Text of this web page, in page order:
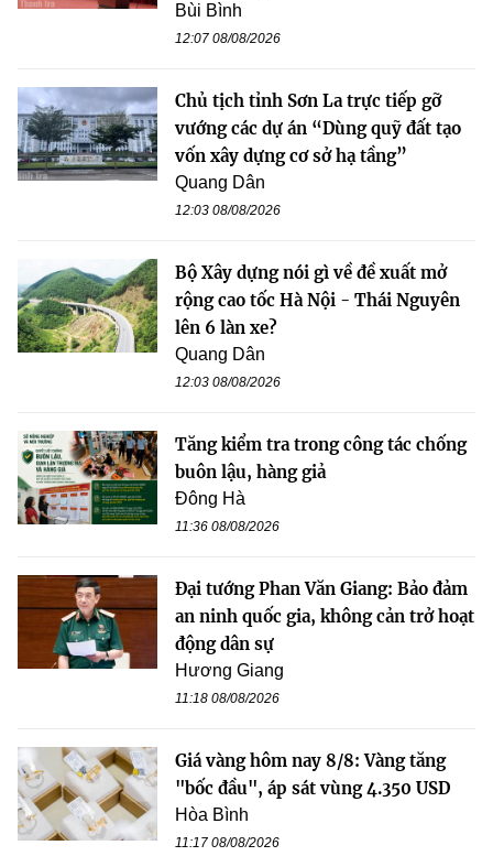
Bùi Bình
12:07 08/08/2026
Chủ tịch tỉnh Sơn La trực tiếp gỡ
vướng các dự án “Dùng quỹ đất tạo
vốn xây dựng cơ sở hạ tầng”
Quang Dân
12:03 08/08/2026
Bộ Xây dựng nói gì về đề xuất mở
rộng cao tốc Hà Nội - Thái Nguyên
lên 6 làn xe?
Quang Dân
12:03 08/08/2026
Tăng kiểm tra trong công tác chống
buôn lậu, hàng giả
Đông Hà
11:36 08/08/2026
Đại tướng Phan Văn Giang: Bảo đảm
an ninh quốc gia, không cản trở hoạt
động dân sự
Hương Giang
11:18 08/08/2026
Giá vàng hôm nay 8/8: Vàng tăng
"bốc đầu", áp sát vùng 4.350 USD
Hòa Bình
11:17 08/08/2026